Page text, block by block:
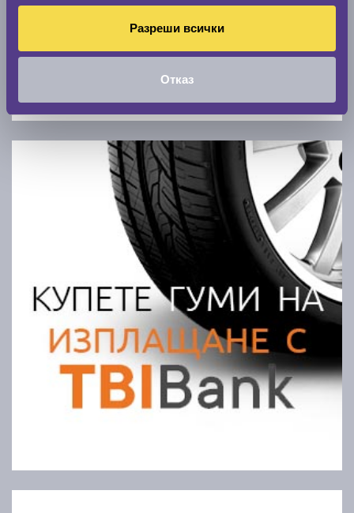
Разреши всички
Отказ